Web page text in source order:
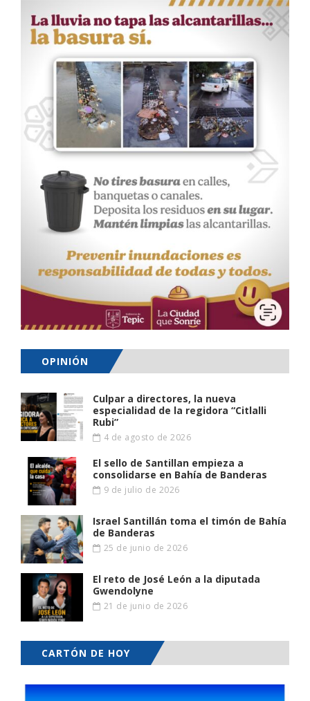
OPINIÓN
Culpar a directores, la nueva
especialidad de la regidora “Citlalli
Rubi”
4 de agosto de 2026
El sello de Santillan empieza a
consolidarse en Bahía de Banderas
9 de julio de 2026
Israel Santillán toma el timón de Bahía
de Banderas
25 de junio de 2026
El reto de José León a la diputada
Gwendolyne
21 de junio de 2026
CARTÓN DE HOY